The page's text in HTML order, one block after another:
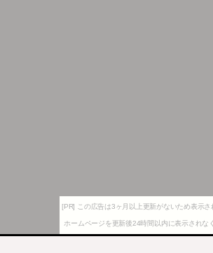
[PR] この広告は3ヶ月以上更新がないため表示さ
ホームページを更新後24時間以内に表示されな